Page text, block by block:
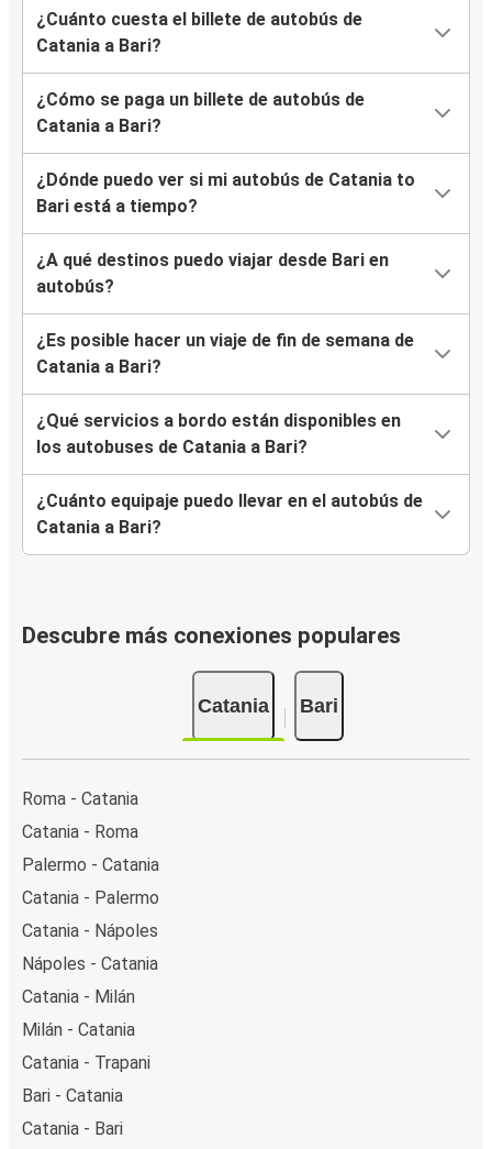
¿Cuánto cuesta el billete de autobús de
Catania a Bari?
¿Cómo se paga un billete de autobús de
Catania a Bari?
¿Dónde puedo ver si mi autobús de Catania to
Bari está a tiempo?
¿A qué destinos puedo viajar desde Bari en
autobús?
¿Es posible hacer un viaje de fin de semana de
Catania a Bari?
¿Qué servicios a bordo están disponibles en
los autobuses de Catania a Bari?
¿Cuánto equipaje puedo llevar en el autobús de
Catania a Bari?
Descubre más conexiones populares
Catania Bari
Roma - Catania
Catania - Roma
Palermo - Catania
Catania - Palermo
Catania - Nápoles
Nápoles - Catania
Catania - Milán
Milán - Catania
Catania - Trapani
Bari - Catania
Catania - Bari